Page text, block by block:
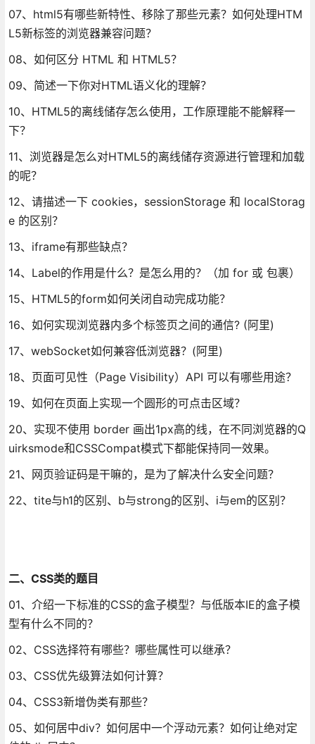
07、html5有哪些新特性、移除了那些元素？如何处理HTM
L5新标签的浏览器兼容问题？
08、如何区分 HTML 和 HTML5？
09、简述一下你对HTML语义化的理解？
10、HTML5的离线储存怎么使用，工作原理能不能解释一
下？
11、浏览器是怎么对HTML5的离线储存资源进行管理和加载
的呢？
12、请描述一下 cookies，sessionStorage 和 localStorag
e 的区别？
13、iframe有那些缺点？
14、Label的作用是什么？是怎么用的？（加 for 或 包裹）
15、HTML5的form如何关闭自动完成功能？
16、如何实现浏览器内多个标签页之间的通信? (阿里)
17、webSocket如何兼容低浏览器？(阿里)
18、页面可见性（Page Visibility）API 可以有哪些用途？
19、如何在页面上实现一个圆形的可点击区域？
20、实现不使用 border 画出1px高的线，在不同浏览器的Q
uirksmode和CSSCompat模式下都能保持同一效果。
21、网页验证码是干嘛的，是为了解决什么安全问题？
22、tite与h1的区别、b与strong的区别、i与em的区别？
二、CSS类的题目
01、介绍一下标准的CSS的盒子模型？与低版本IE的盒子模
型有什么不同的？
02、CSS选择符有哪些？哪些属性可以继承？
03、CSS优先级算法如何计算？
04、CSS3新增伪类有那些？
05、如何居中div？如何居中一个浮动元素？如何让绝对定